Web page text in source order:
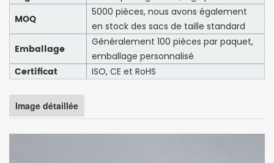
MOQ
5000 pièces, nous avons également
en stock des sacs de taille standard
Emballage
Généralement 100 pièces par paquet,
emballage personnalisé
Certificat ISO, CE et RoHS
Image détaillée